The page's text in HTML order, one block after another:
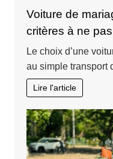
Voiture de
critères à ne
Le choix d’une
au simple transport
Lire l'article